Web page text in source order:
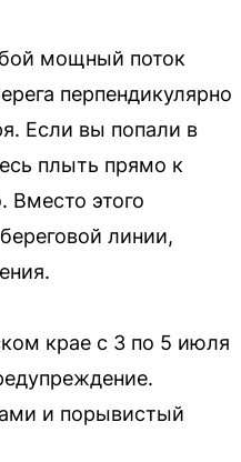
мощный поток
перпендикулярно
Если вы попали в
плыть прямо к
Вместо этого
линии,
крае с 3 по 5 июля
и порывистый